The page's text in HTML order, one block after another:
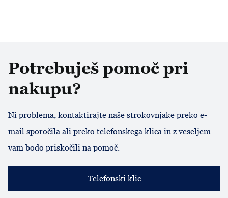
Potrebuješ pomoč pri
nakupu?
Ni problema, kontaktirajte naše strokovnjake preko e-
mail sporočila ali preko telefonskega klica in z veseljem
vam bodo priskočili na pomoč.
Telefonski klic